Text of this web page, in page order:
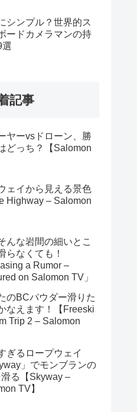
シンプル？世界的ス
ードカメラマンの持
選
記事
ヤーvsドローン、勝
どっち？【Salomon
ェイから見える景色
Highway – Salomon
んな岩間の細いとこ
らなくても！
a Rumor –
on Salomon TV」
のBCパウダー滑りた
なえます！【Freeski
Trip 2 – Salomon
ぎるロープウェイ
」でモンブランの
る【Skyway –
TV】